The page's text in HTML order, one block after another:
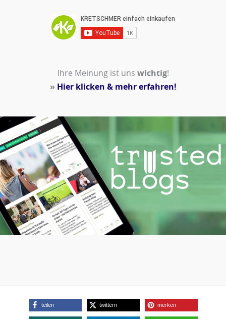
Ihre Meinung ist uns wichtig!
» Hier klicken & mehr erfahren!
teilen twittern merken